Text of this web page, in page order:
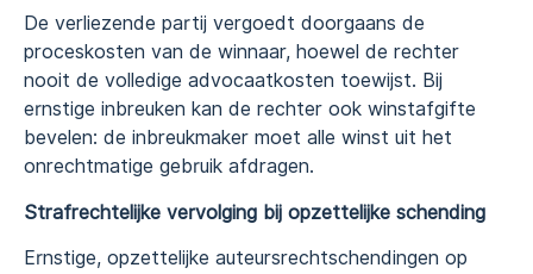
De verliezende partij vergoedt doorgaans de
proceskosten van de winnaar, hoewel de rechter
nooit de volledige advocaatkosten toewijst. Bij
ernstige inbreuken kan de rechter ook winstafgifte
bevelen: de inbreukmaker moet alle winst uit het
onrechtmatige gebruik afdragen.
Strafrechtelijke vervolging bij opzettelijke schending
Ernstige, opzettelijke auteursrechtschendingen op